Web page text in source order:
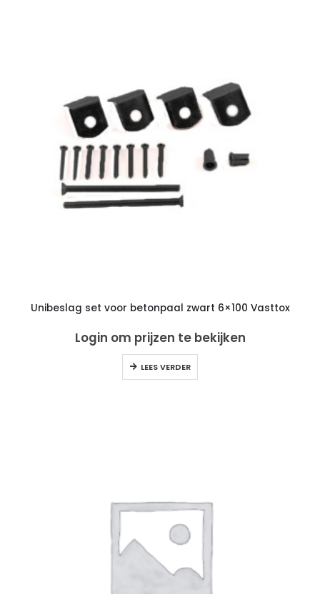
Unibeslag set voor betonpaal zwart 6×100 Vasttox
Login om prijzen te bekijken
LEES VERDER